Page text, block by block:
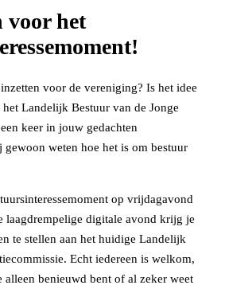
voor het
voor de vereniging? Is het idee
Landelijk Bestuur van de Jonge
keer in jouw gedachten
weten hoe het is om bestuur
op vrijdagavond
laagdrempelige digitale avond krijg je
te stellen aan het huidige Landelijk
Echt iedereen is welkom,
benieuwd bent of al zeker weet